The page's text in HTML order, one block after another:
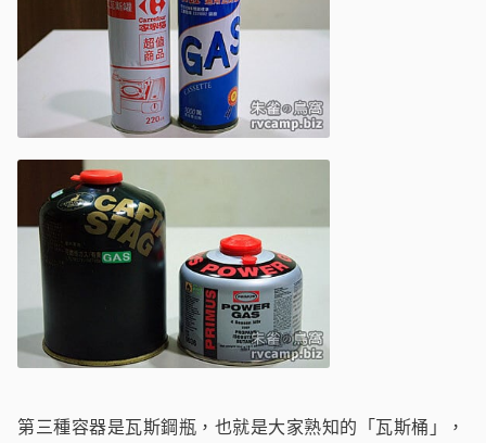
第三種容器是瓦斯鋼瓶，也就是大家熟知的「瓦斯桶」，